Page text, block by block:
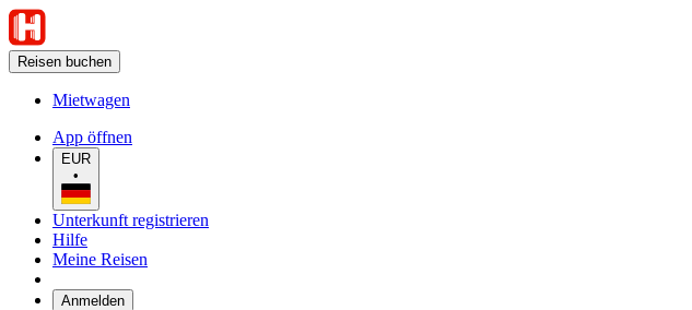
Reisen buchen
Mietwagen
App öffnen
EUR
•
Unterkunft registrieren
Hilfe
Meine Reisen
Anmelden